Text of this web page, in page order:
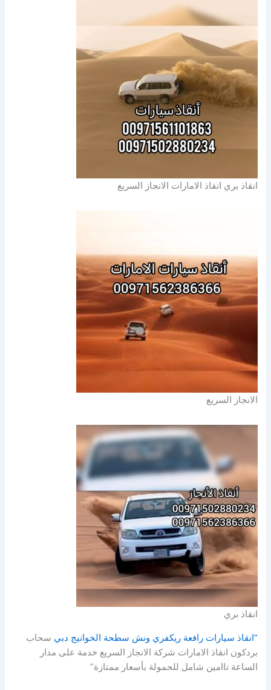
انقاذ بري انقاذ الامارات الانجاز السريع
الانجاز السريع
انقاذ بري
“انقاذ سيارات رافعة ريكفري ونش سطحة الخوانيج دبي سحاب
بردكون انقاذ الامارات شركة الانجاز السريع خدمة على مدار
الساعة تاامين شامل للحمولة بأسعار ممتازة”